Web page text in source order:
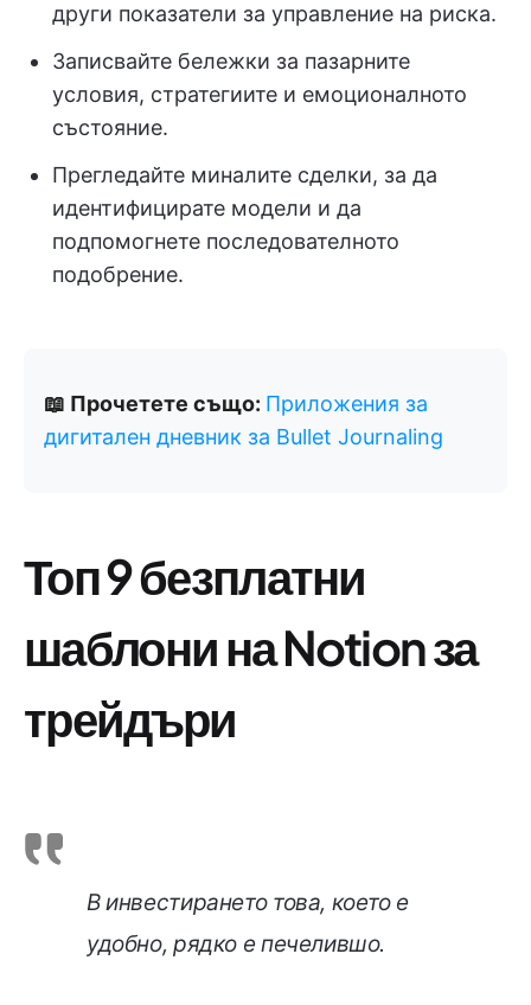
други показатели за управление на риска.
Записвайте бележки за пазарните
условия, стратегиите и емоционалното
състояние.
Прегледайте миналите сделки, за да
идентифицирате модели и да
подпомогнете последователното
подобрение.
📖 Прочетете също: Приложения за
дигитален дневник за Bullet Journaling
Топ 9 безплатни
шаблони на Notion за
трейдъри
В инвестирането това, което е
удобно, рядко е печелившо.